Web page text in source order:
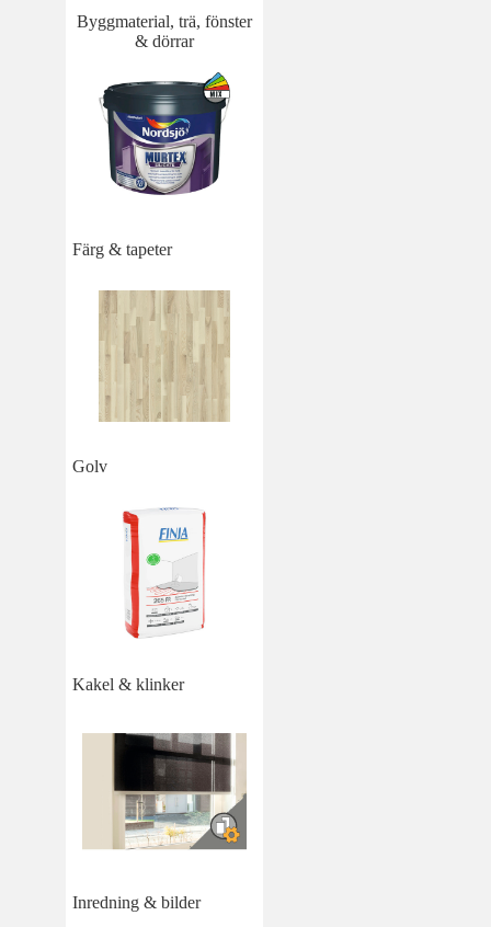
Byggmaterial, trä, fönster
& dörrar
Färg & tapeter
Golv
Kakel & klinker
Inredning & bilder